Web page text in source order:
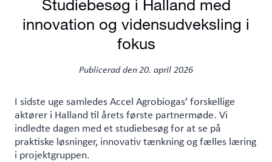
Studiebesøg i Halland med
innovation og vidensudveksling i
fokus
Publicerad den20. april 2026
I sidste uge samledes Accel Agrobiogas’ forskellige
aktører i Halland til årets første partnermøde. Vi
indledte dagen med et studiebesøg for at se på
praktiske løsninger, innovativ tænkning og fælles læring
i projektgruppen.